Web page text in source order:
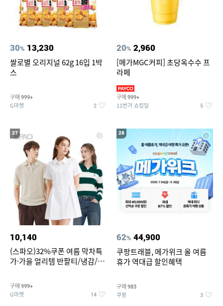
30% 13,230
쌀로별 오리지널 62g 16입 1박
스
구매 999+
G마켓 2
20% 2,960
[메가MGC커피] 초당옥수수 프
라페
구매 999+
11번가 쇼킹딜 5
27
10,140
(스파오)32%쿠폰 여름 막차특
가·가을 얼리템 반팔티/냉감/반
건 외 ~74%OFF
구매 999+
G마켓 14
28
62% 44,900
쿠팡트래블, 메가위크 올 여름
휴가 역대급 할인혜택
구매 983
쿠팡 3